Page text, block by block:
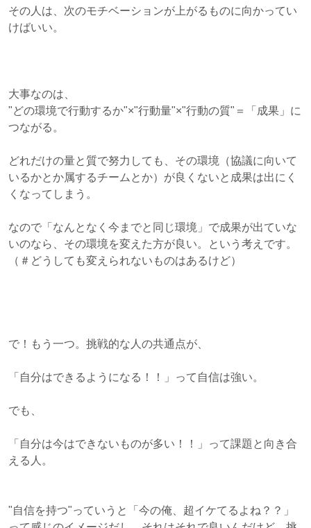
その人は、次のモチベーションが上がるものに向かってい
けばいい。
大事なのは、
"どの環境で行動するか"×"行動量"×"行動の質"＝「成果」に
つながる。
どれだけの量と質で努力しても、その環境（協議に向いて
いるかとか属するチームとか）が良くないと成果は出にく
くなってしまう。
なので「なんとなく今までと同じ環境」で成果が出ていな
いのなら、その環境を変えた方が良い。という考えです。
（＃どうしても変えられないものはあるけど）
で！もう一つ。挑戦的な人の共通点が、
「自分はできるようになる！！」って自信は強い。
でも、
「自分は今はできないものが多い！！」って課題と向き合
える人。
"自信を持つ"っていうと「今の俺、超イケてるよね？？」